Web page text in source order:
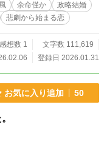
余命僅か
政略結婚
悲劇から始まる恋
感想数 1
文字数 111,619
登録日 2026.01.31
お気に入り追加 50